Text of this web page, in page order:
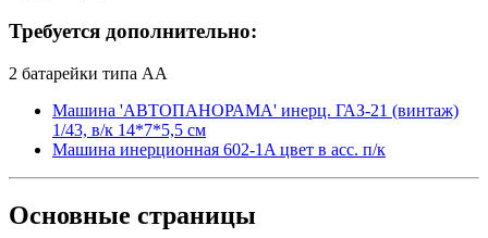
Требуется дополнительно:
2 батарейки типа АА
Машина 'АВТОПАНОРАМА' инерц. ГАЗ-21 (винтаж)
1/43, в/к 14*7*5,5 см
Машина инерционная 602-1A цвет в асс. п/к
Основные страницы